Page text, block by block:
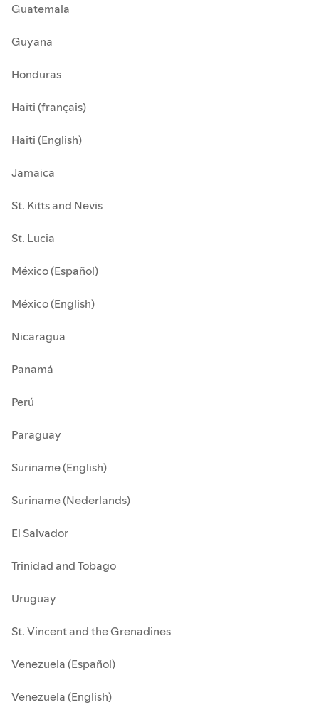
Guatemala
Guyana
Honduras
Haïti (français)
Haiti (English)
Jamaica
St. Kitts and Nevis
St. Lucia
México (Español)
México (English)
Nicaragua
Panamá
Perú
Paraguay
Suriname (English)
Suriname (Nederlands)
El Salvador
Trinidad and Tobago
Uruguay
St. Vincent and the Grenadines
Venezuela (Español)
Venezuela (English)